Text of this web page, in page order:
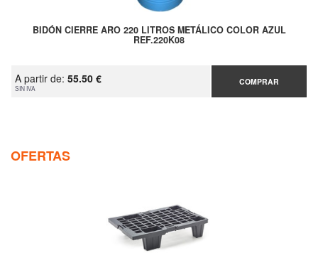
BIDÓN CIERRE ARO 220 LITROS METÁLICO COLOR AZUL
REF.220K08
A partir de: 55.50 €
SIN IVA
COMPRAR
OFERTAS